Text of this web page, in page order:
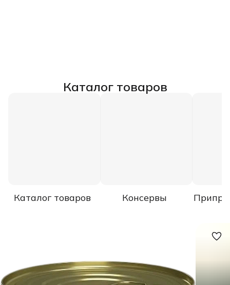
Каталог товаров
Каталог товаров Консервы